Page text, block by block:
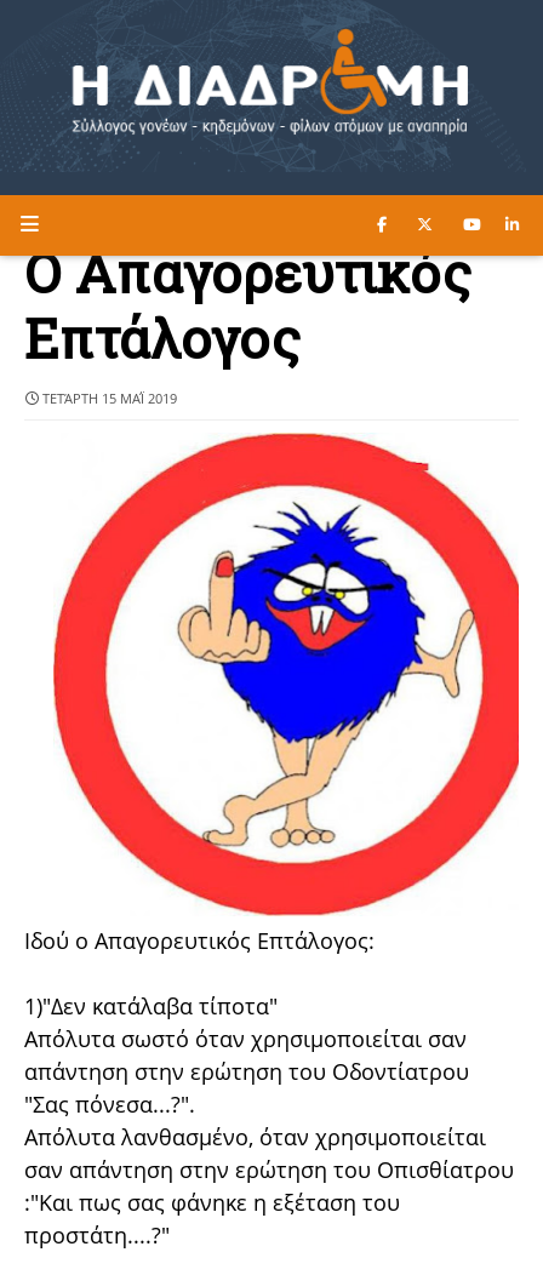
Η ΔΙΑΔΡΟΜΗ ΔΙΑΒΑΣΤΕ ΕΔΩ ►
Ο Απαγορευτικός
Επτάλογος
ΤΕΤΆΡΤΗ 15 ΜΑΪ́ 2019
Ιδού ο Απαγορευτικός Επτάλογος:
1)"Δεν κατάλαβα τίποτα"
Απόλυτα σωστό όταν χρησιμοποιείται σαν
απάντηση στην ερώτηση του Οδοντίατρου
"Σας πόνεσα...?".
Απόλυτα λανθασμένο, όταν χρησιμοποιείται
σαν απάντηση στην ερώτηση του Οπισθίατρου
:"Και πως σας φάνηκε η εξέταση του
προστάτη....?"